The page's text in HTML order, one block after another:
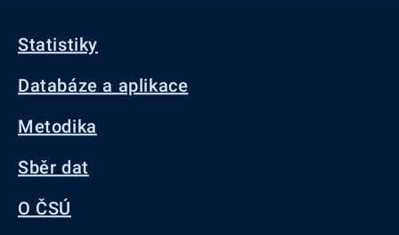
Statistiky
Databáze a aplikace
Metodika
Sběr dat
O ČSÚ